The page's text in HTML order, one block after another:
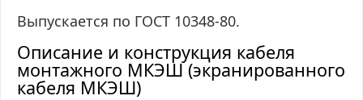
Выпускается по ГОСТ 10348-80.
Описание и конструкция кабеля
монтажного МКЭШ (экранированного
кабеля МКЭШ)